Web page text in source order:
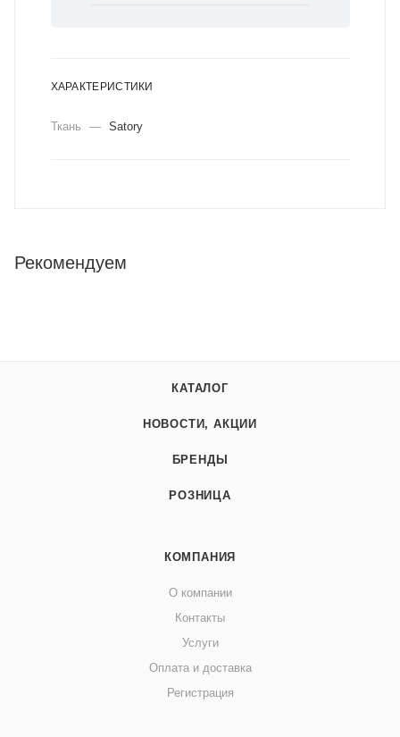
ХАРАКТЕРИСТИКИ
Ткань — Satory
Рекомендуем
КАТАЛОГ
НОВОСТИ, АКЦИИ
БРЕНДЫ
РОЗНИЦА
КОМПАНИЯ
О компании
Контакты
Услуги
Оплата и доставка
Регистрация